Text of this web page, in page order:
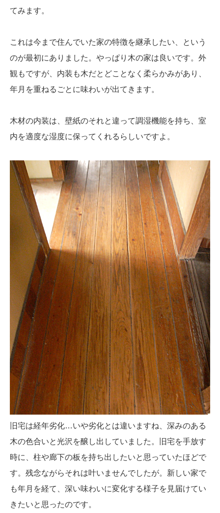
てみます。
これは今まで住んでいた家の特徴を継承したい、という
のが最初にありました。やっぱり木の家は良いです。外
観もですが、内装も木だとどことなく柔らかみがあり、
年月を重ねるごとに味わいが出てきます。
木材の内装は、壁紙のそれと違って調湿機能を持ち、室
内を適度な湿度に保ってくれるらしいですよ。
旧宅は経年劣化…いや劣化とは違いますね、深みのある
木の色合いと光沢を醸し出していました。旧宅を手放す
時に、柱や廊下の板を持ち出したいと思っていたほどで
す。残念ながらそれは叶いませんでしたが。新しい家で
も年月を経て、深い味わいに変化する様子を見届けてい
きたいと思ったのです。